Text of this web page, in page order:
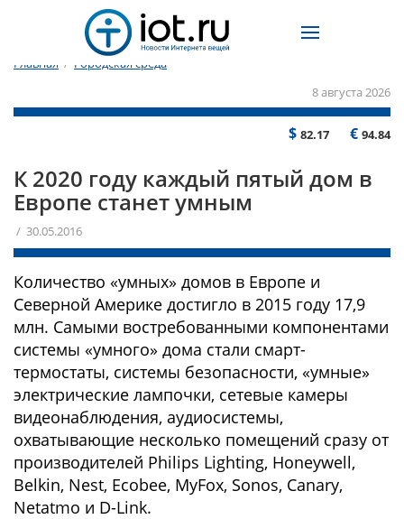
Главная / Городская среда
8 августа 2026
$ 82.17 € 94.84
К 2020 году каждый пятый дом в
Европе станет умным
/ 30.05.2016
Количество «умных» домов в Европе и
Северной Америке достигло в 2015 году 17,9
млн. Самыми востребованными компонентами
системы «умного» дома стали смарт-
термостаты, системы безопасности, «умные»
электрические лампочки, сетевые камеры
видеонаблюдения, аудиосистемы,
охватывающие несколько помещений сразу от
производителей Philips Lighting, Honeywell,
Belkin, Nest, Ecobee, MyFox, Sonos, Canary,
Netatmo и D-Link.